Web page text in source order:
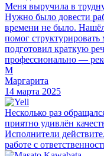
Меня выручила в
Нужно было довести
времени не было.
помог
подготовил краткую
профессионально —
М
Маргарита
14 марта 2025
Несколько раз
приятно удивлён
Исполнители
работе с